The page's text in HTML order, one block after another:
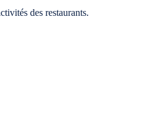
des restaurants.